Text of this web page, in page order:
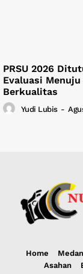
PRSU 2026
Evaluasi
Berkualitas
Yudi Lubis -
Home Medan
Asahan